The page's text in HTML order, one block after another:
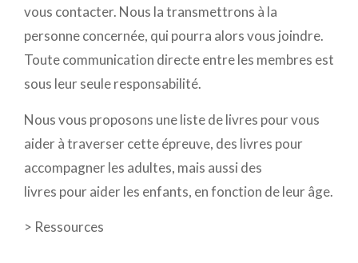
vous contacter. Nous la transmettrons à la
personne concernée, qui pourra alors vous joindre.
Toute communication directe entre les membres est
sous leur seule responsabilité.
Nous vous proposons une liste de livres pour vous
aider à traverser cette épreuve, des livres pour
accompagner les adultes, mais aussi des
livres pour aider les enfants, en fonction de leur âge.
> Ressources